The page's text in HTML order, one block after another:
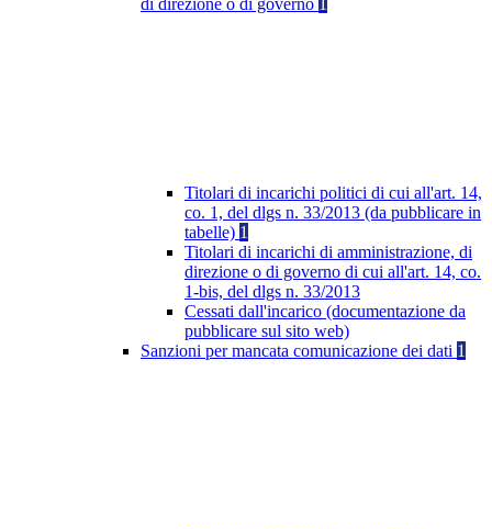
di direzione o di governo 1
Titolari di incarichi politici di cui all'art. 14,
co. 1, del dlgs n. 33/2013 (da pubblicare in
tabelle) 1
Titolari di incarichi di amministrazione, di
direzione o di governo di cui all'art. 14, co.
1-bis, del dlgs n. 33/2013
Cessati dall'incarico (documentazione da
pubblicare sul sito web)
Sanzioni per mancata comunicazione dei dati 1